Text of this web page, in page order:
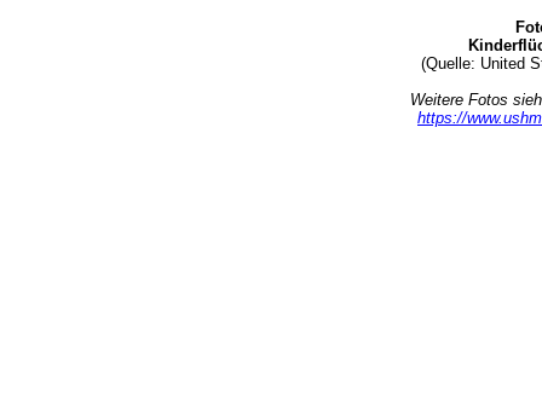
(Quelle: United
Weitere Fotos
https://